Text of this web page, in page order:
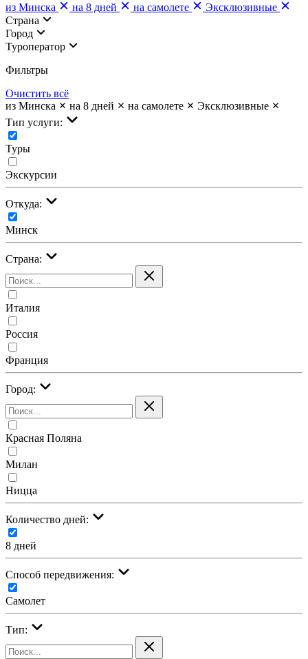
из Минска
на 8 дней на самолете
Эксклюзивные
Страна
Город
Туроператор
Фильтры
Очистить всё
из Минска
на 8 дней на самолете
Эксклюзивные
Тип услуги:
Туры
Экскурсии
Откуда:
Минск
Страна:
Италия
Россия
Франция
Город:
Красная Поляна
Милан
Ницца
Количество дней:
8 дней
Cпособ передвижения:
Самолет
Тип: